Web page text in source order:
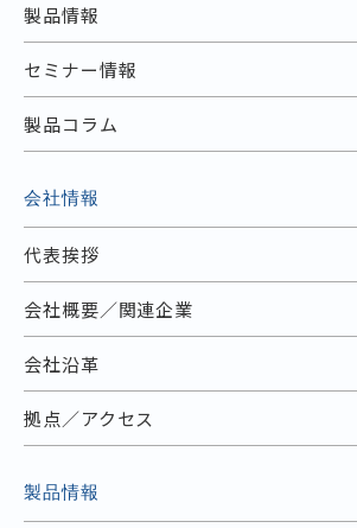
製品情報
セミナー情報
製品コラム
会社情報
代表挨拶
会社概要／関連企業
会社沿革
拠点／アクセス
製品情報